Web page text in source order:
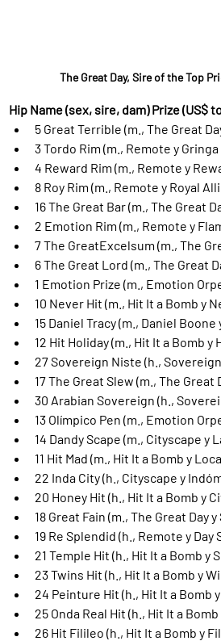
The Great Day, Sire of the Top
Hip Name (sex, sire, dam) Prize (US$
5 Great Terrible (m., The Great
3 Tordo Rim (m., Remote y
4 Reward Rim (m., Remote y
8 Roy Rim (m., Remote y Royal
16 The Great Bar (m., The Great
2 Emotion Rim (m., Remote y
7 The GreatExcelsum (m., The
6 The Great Lord (m., The Great
1 Emotion Prize (m., Emotion
10 Never Hit (m., Hit It a Bomb y
15 Daniel Tracy (m., Daniel
12 Hit Holiday (m., Hit It a Bomb y
27 Sovereign Niste (h.,
17 The Great Slew (m., The
30 Arabian Sovereign (h.,
13 Olímpico Pen (m., Emotion
14 Dandy Scape (m., Cityscape y
11 Hit Mad (m., Hit It a Bomb y
22 Inda City (h., Cityscape y
20 Honey Hit (h., Hit It a Bomb y
18 Great Fain (m., The Great Day
19 Re Splendid (h., Remote y
21 Temple Hit (h., Hit It a Bomb y
23 Twins Hit (h., Hit It a Bomb y
24 Peinture Hit (h., Hit It a
25 Onda Real Hit (h., Hit It a
26 Hit Filileo (h., Hit It a Bomb y